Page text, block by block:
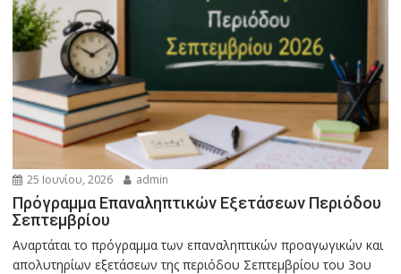
25 Ιουνίου, 2026 admin
Πρόγραμμα Επαναληπτικών Εξετάσεων Περιόδου
Σεπτεμβρίου
Αναρτάται το πρόγραμμα των επαναληπτικών προαγωγικών και
απολυτηρίων εξετάσεων της περιόδου Σεπτεμβρίου του 3ου